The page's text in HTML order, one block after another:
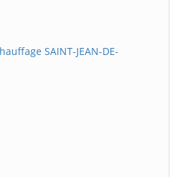
SAINT-JEAN-DE-